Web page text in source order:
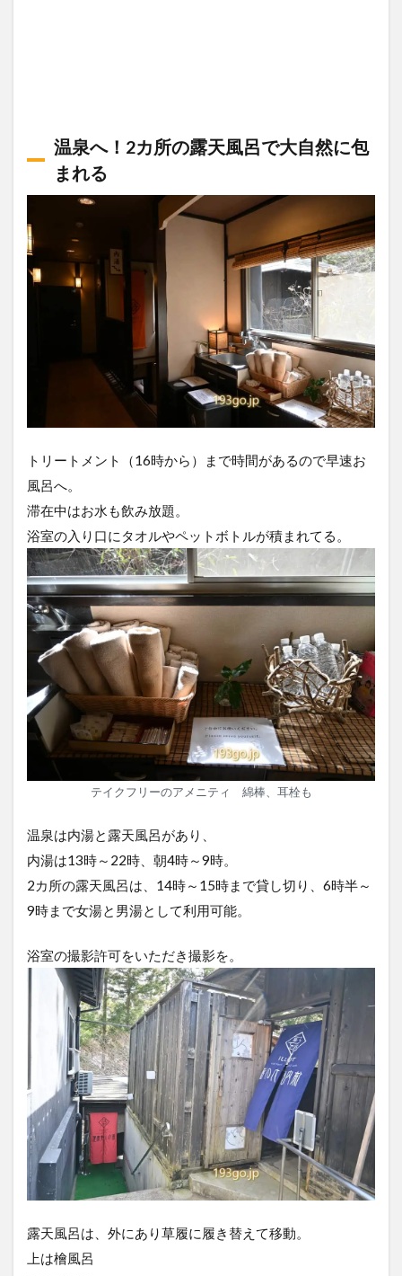
温泉へ！2カ所の露天風呂で大自然に包
まれる
トリートメント（16時から）まで時間があるので早速お
風呂へ。
滞在中はお水も飲み放題。
浴室の入り口にタオルやペットボトルが積まれてる。
テイクフリーのアメニティ 綿棒、耳栓も
温泉は内湯と露天風呂があり、
内湯は13時～22時、朝4時～9時。
2カ所の露天風呂は、14時～15時まで貸し切り、6時半～
9時まで女湯と男湯として利用可能。
浴室の撮影許可をいただき撮影を。
露天風呂は、外にあり草履に履き替えて移動。
上は檜風呂